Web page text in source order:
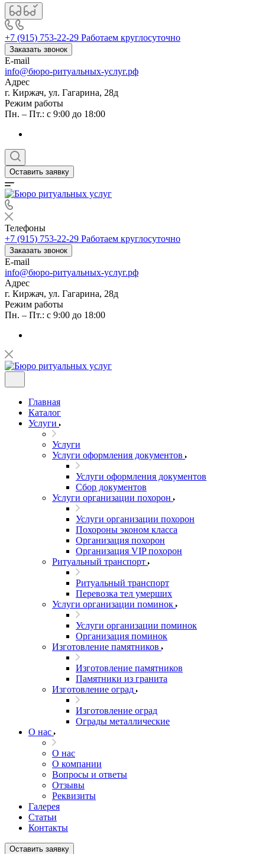
+7 (915) 753-22-29 Работаем круглосуточно
Заказать звонок
E-mail
info@бюро-ритуальных-услуг.рф
Адрес
г. Киржач, ул. Гагарина, 28д
Режим работы
Пн. – Пт.: с 9:00 до 18:00
Оставить заявку
Телефоны
+7 (915) 753-22-29 Работаем круглосуточно
Заказать звонок
E-mail
info@бюро-ритуальных-услуг.рф
Адрес
г. Киржач, ул. Гагарина, 28д
Режим работы
Пн. – Пт.: с 9:00 до 18:00
Главная
Каталог
Услуги
Услуги
Услуги оформления документов
Услуги оформления документов
Сбор документов
Услуги организации похорон
Услуги организации похорон
Похороны эконом класса
Организация похорон
Организация VIP похорон
Ритуальный транспорт
Ритуальный транспорт
Перевозка тел умерших
Услуги организации поминок
Услуги организации поминок
Организация поминок
Изготовление памятников
Изготовление памятников
Памятники из гранита
Изготовление оград
Изготовление оград
Ограды металлические
О нас
О нас
О компании
Вопросы и ответы
Отзывы
Реквизиты
Галерея
Статьи
Контакты
Оставить заявку